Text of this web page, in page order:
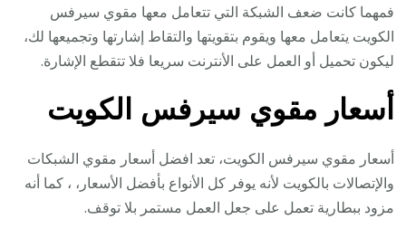
فمهما كانت ضعف الشبكة التي تتعامل معها مقوي سيرفس
الكويت يتعامل معها ويقوم بتقويتها والتقاط إشارتها وتجميعها لك،
ليكون تحميل أو العمل على الأنترنت سريعا فلا تتقطع الإشارة.
أسعار مقوي سيرفس الكويت
أسعار مقوي سيرفس الكويت، تعد افضل أسعار مقوي الشبكات
والإتصالات بالكويت لأنه يوفر كل الأنواع بأفضل الأسعار، ، كما أنه
مزود ببطارية تعمل على جعل العمل مستمر بلا توقف.